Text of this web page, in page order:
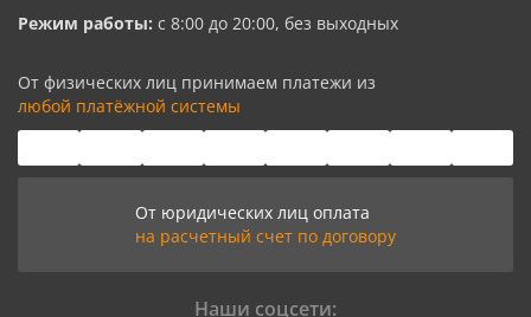
Режим работы: с 8:00 до 20:00, без выходных
От физических лиц принимаем платежи из
любой платёжной системы
От юридических лиц оплата
на расчетный счет по договору
Наши соцсети: